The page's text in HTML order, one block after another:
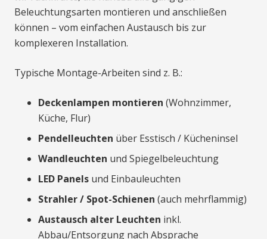
Beleuchtungsarten montieren und anschließen
können – vom einfachen Austausch bis zur
komplexeren Installation.
Typische Montage-Arbeiten sind z. B.:
Deckenlampen montieren (Wohnzimmer,
Küche, Flur)
Pendelleuchten über Esstisch / Kücheninsel
Wandleuchten und Spiegelbeleuchtung
LED Panels und Einbauleuchten
Strahler / Spot-Schienen (auch mehrflammig)
Austausch alter Leuchten inkl.
Abbau/Entsorgung nach Absprache